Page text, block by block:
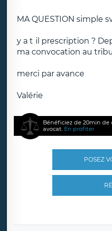
MA QUESTION simple
y a t il prescription ?
ma convocation au
merci par avance
Valérie
Bénéficiez de 20min
avocat. En profiter
POSEZ